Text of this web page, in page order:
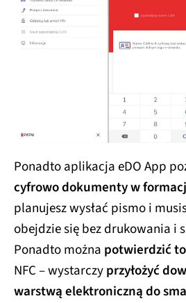
Ponadto aplikacja eDO App
cyfrowo dokumenty w
planujesz wysłać pismo i
obejdzie się bez drukowania i
Ponadto można potwierdzić
NFC – wystarczyprzyłożyć
warstwą elektroniczną do